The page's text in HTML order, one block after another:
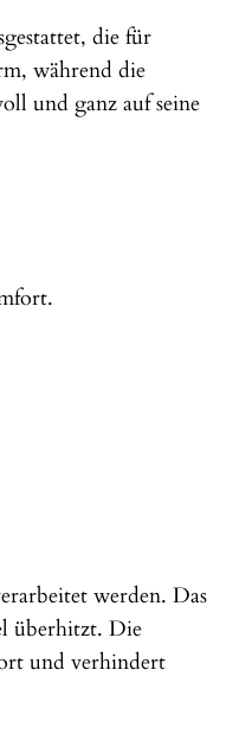
die für
während die
und ganz auf seine
werden. Das
überhitzt. Die
und verhindert